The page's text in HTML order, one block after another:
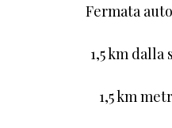
Fermata
1,5 km
1,5 km